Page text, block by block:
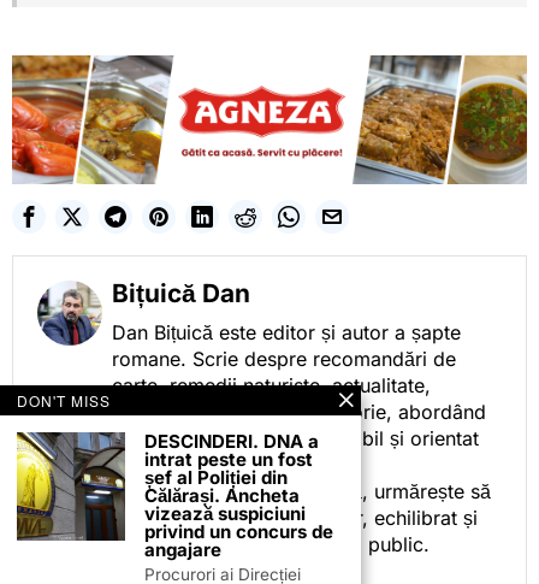
Bițuică Dan
Dan Bițuică este editor și autor a șapte
romane. Scrie despre recomandări de
carte, remedii naturiste, actualitate,
cotidian politic, sport și istorie, abordând
subiectele într-un stil accesibil și orientat
spre informare.
Prin activitatea sa editorială, urmărește să
ofere cititorilor conținut clar, echilibrat și
relevant, adaptat interesului public.
DON'T MISS
DESCINDERI. DNA a
intrat peste un fost
șef al Poliției din
Călărași. Ancheta
vizează suspiciuni
privind un concurs de
angajare
Procurori ai Direcției